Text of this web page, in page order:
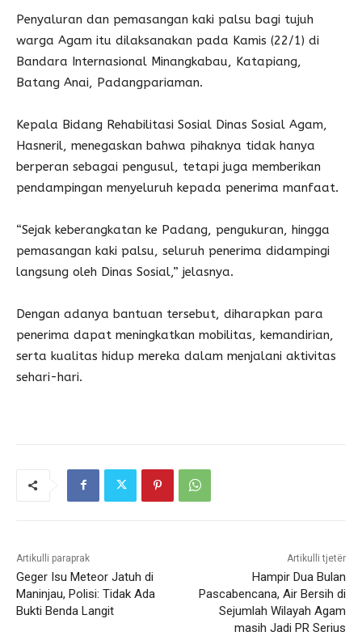
Penyaluran dan pemasangan kaki palsu bagi tujuh
warga Agam itu dilaksanakan pada Kamis (22/1) di
Bandara Internasional Minangkabau, Katapiang,
Batang Anai, Padangpariaman.
Kepala Bidang Rehabilitasi Sosial Dinas Sosial Agam,
Hasneril, menegaskan bahwa pihaknya tidak hanya
berperan sebagai pengusul, tetapi juga memberikan
pendampingan menyeluruh kepada penerima manfaat.
“Sejak keberangkatan ke Padang, pengukuran, hingga
pemasangan kaki palsu, seluruh penerima didampingi
langsung oleh Dinas Sosial,” jelasnya.
Dengan adanya bantuan tersebut, diharapkan para
penerima dapat meningkatkan mobilitas, kemandirian,
serta kualitas hidup mereka dalam menjalani aktivitas
sehari-hari.
Artikulli paraprak
Geger Isu Meteor Jatuh di
Maninjau, Polisi: Tidak Ada
Bukti Benda Langit
Artikulli tjetër
Hampir Dua Bulan
Pascabencana, Air Bersih di
Sejumlah Wilayah Agam
masih Jadi PR Serius